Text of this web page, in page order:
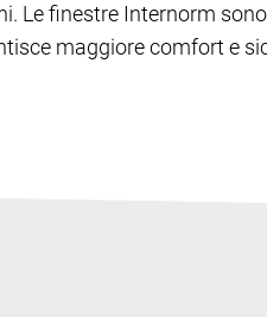
Le finestre Internorm
maggiore comfort e